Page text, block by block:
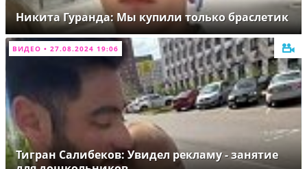
Никита Гуранда: Мы купили только браслетик
ВИДЕО • 27.08.2024 19:06
Тигран Салибеков: Увидел рекламу - занятие